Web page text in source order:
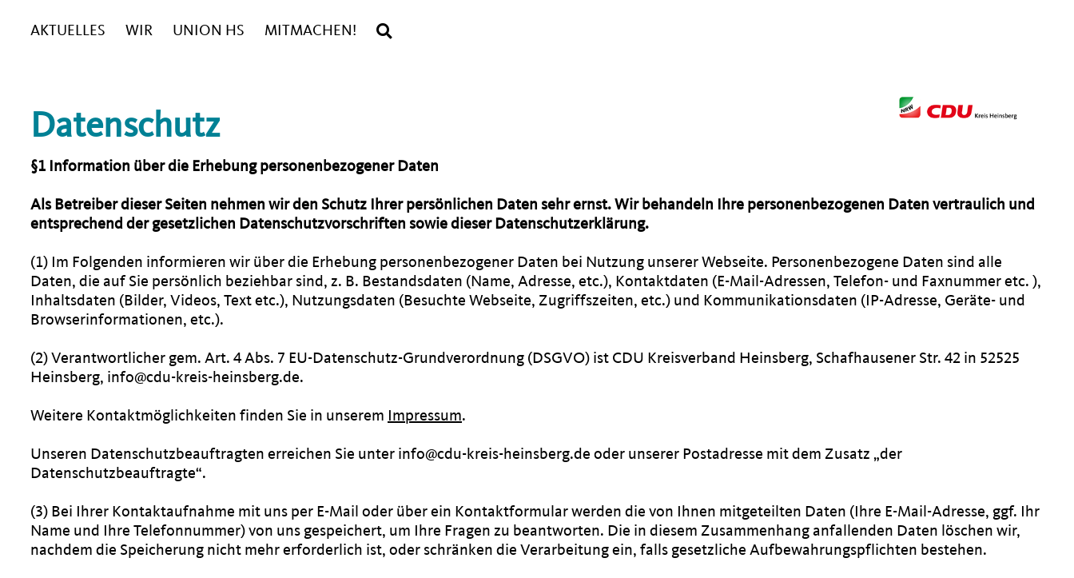
AKTUELLES WIR UNION HS MITMACHEN!
Datenschutz
§1 Information über die Erhebung personenbezogener Daten
Als Betreiber dieser Seiten nehmen wir den Schutz Ihrer persönlichen Daten sehr ernst. Wir behandeln Ihre personenbezogenen Daten vertraulich und
entsprechend der gesetzlichen Datenschutzvorschriften sowie dieser Datenschutzerklärung.
(1) Im Folgenden informieren wir über die Erhebung personenbezogener Daten bei Nutzung unserer Webseite. Personenbezogene Daten sind alle
Daten, die auf Sie persönlich beziehbar sind, z. B. Bestandsdaten (Name, Adresse, etc.), Kontaktdaten (E-Mail-Adressen, Telefon- und Faxnummer etc. ),
Inhaltsdaten (Bilder, Videos, Text etc.), Nutzungsdaten (Besuchte Webseite, Zugriffszeiten, etc.) und Kommunikationsdaten (IP-Adresse, Geräte- und
Browserinformationen, etc.).
(2) Verantwortlicher gem. Art. 4 Abs. 7 EU-Datenschutz-Grundverordnung (DSGVO) ist CDU Kreisverband Heinsberg, Schafhausener Str. 42 in 52525
Heinsberg, info@cdu-kreis-heinsberg.de.
Weitere Kontaktmöglichkeiten finden Sie in unserem Impressum.
Unseren Datenschutzbeauftragten erreichen Sie unter info@cdu-kreis-heinsberg.de oder unserer Postadresse mit dem Zusatz „der
Datenschutzbeauftragte“.
(3) Bei Ihrer Kontaktaufnahme mit uns per E-Mail oder über ein Kontaktformular werden die von Ihnen mitgeteilten Daten (Ihre E-Mail-Adresse, ggf. Ihr
Name und Ihre Telefonnummer) von uns gespeichert, um Ihre Fragen zu beantworten. Die in diesem Zusammenhang anfallenden Daten löschen wir,
nachdem die Speicherung nicht mehr erforderlich ist, oder schränken die Verarbeitung ein, falls gesetzliche Aufbewahrungspflichten bestehen.